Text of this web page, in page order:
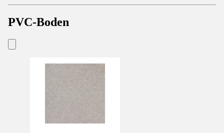
PVC-Boden